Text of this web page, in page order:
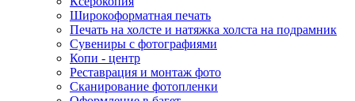
Широкоформатная печать
Печать на холсте и натяжка холста на подрамник
Сувениры с фотографиями
Копи - центр
Реставрация и монтаж фото
Сканирование фотопленки